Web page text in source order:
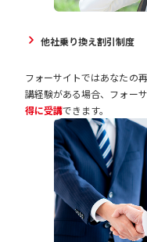
他社乗り換え割引制度
フォーサイトではあなたの
講経験がある場合、フォー
得に受講できます。